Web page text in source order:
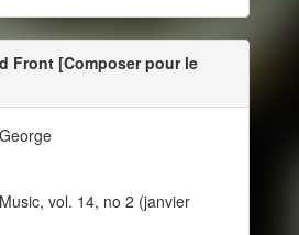
Front [Composer pour le
vol. 14, no 2 (janvier